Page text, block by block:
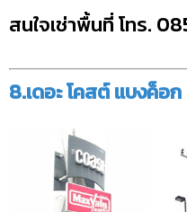
สนใจเช่าพื้นที่ โทร.
8.เดอะ โคสต์ แบงค็อก